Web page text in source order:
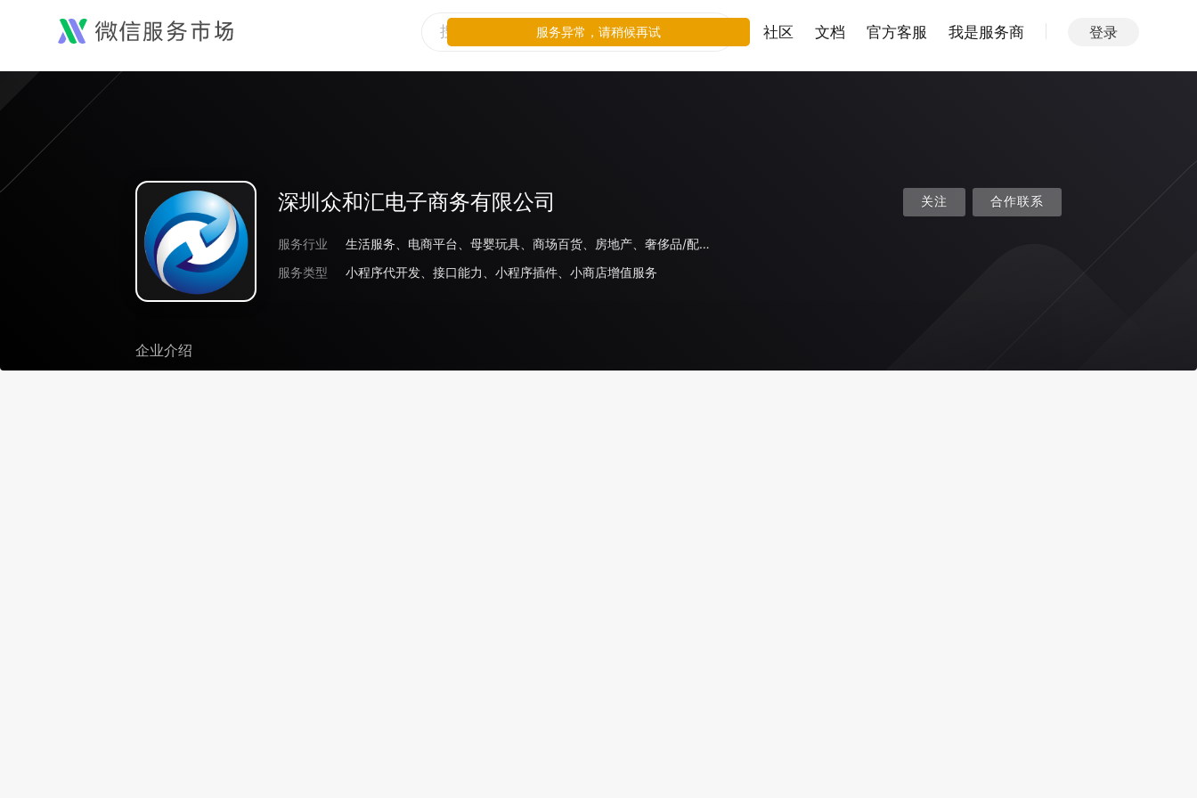
社区 文档 官方客服 我是服务商 登录
深圳众和汇电子商务有限公司
服务行业
生活服务、电商平台、母婴玩具、商场百货、房地产、奢侈品/配饰、家电数码、家居、美妆、出行交通、食品饮料、线下零售、鞋服运动、教育、旅游住宿、餐饮、汽车、游戏、日化、金融、体育、医疗
服务类型
小程序代开发、接口能力、小程序插件、小商店增值服务
关注 合作联系
企业介绍
服务异常，请稍候再试